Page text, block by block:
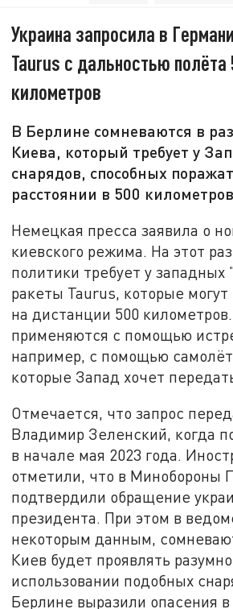
Украина запросила в
Taurus с дальностью полёта
километров
В Берлине сомневаются в
Киева, который требует у
снарядов, способных
расстоянии в 500 километров
Немецкая пресса заявила о
киевского режима. На этот
политики требует у западных
ракеты Taurus, которые
на дистанции 500
применяются с помощью
например, с помощью
которые Запад хочет
Отмечается, что запрос
Владимир Зеленский, когда
в начале мая 2023 года.
отметили, что в Минобороны
подтвердили обращение
президента. При этом в
некоторым данным,
Киев будет проявлять
использовании подобных
Берлине выразили опасения